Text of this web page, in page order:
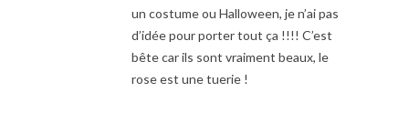
un costume ou Halloween, je n’ai pas
d’idée pour porter tout ça !!!! C’est
bête car ils sont vraiment beaux, le
rose est une tuerie !